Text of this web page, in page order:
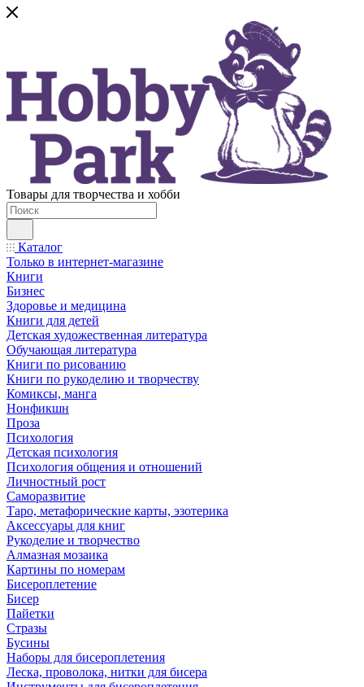
Товары для творчества и хобби
Каталог
Только в интернет-магазине
Книги
Бизнес
Здоровье и медицина
Книги для детей
Детская художественная литература
Обучающая литература
Книги по рисованию
Книги по рукоделию и творчеству
Комиксы, манга
Нонфикшн
Проза
Психология
Детская психология
Психология общения и отношений
Личностный рост
Саморазвитие
Таро, метафорические карты, эзотерика
Аксессуары для книг
Рукоделие и творчество
Алмазная мозаика
Картины по номерам
Бисероплетение
Бисер
Пайетки
Стразы
Бусины
Наборы для бисероплетения
Леска, проволока, нитки для бисера